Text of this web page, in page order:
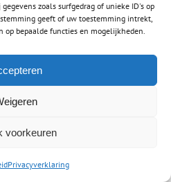
zoals surfgedrag of unieke ID's op
geeft of uw toestemming intrekt,
op bepaalde functies en mogelijkheden.
voorkeuren
Privacyverklaring
fout
fouten gemaakt, zo ook
een verkeerde diagnose en
lichaamsdeel. Het is heel